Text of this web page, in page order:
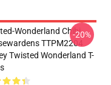
Wonderland Chibi
TTPM2204
Twisted Wonderland T-
-20%